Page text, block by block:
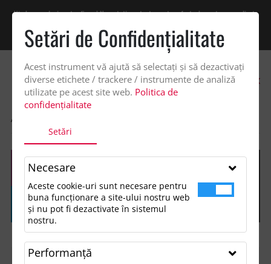
Vindem exclusiv catre firme! Ne puteti contacta pentru oferta de pret personalizata
discount suplimentar de 2% -Cumpără acum!
ACASA
Setări de Confidenţialitate
Acest instrument vă ajută să selectați și să dezactivați
diverse etichete / trackere / instrumente de analiză
utilizate pe acest site web. Politica de
confidențialitate
Setări
Necesare
Aceste cookie-uri sunt necesare pentru
buna funcționare a site-ului nostru web
și nu pot fi dezactivate în sistemul
nostru.
Performanţă